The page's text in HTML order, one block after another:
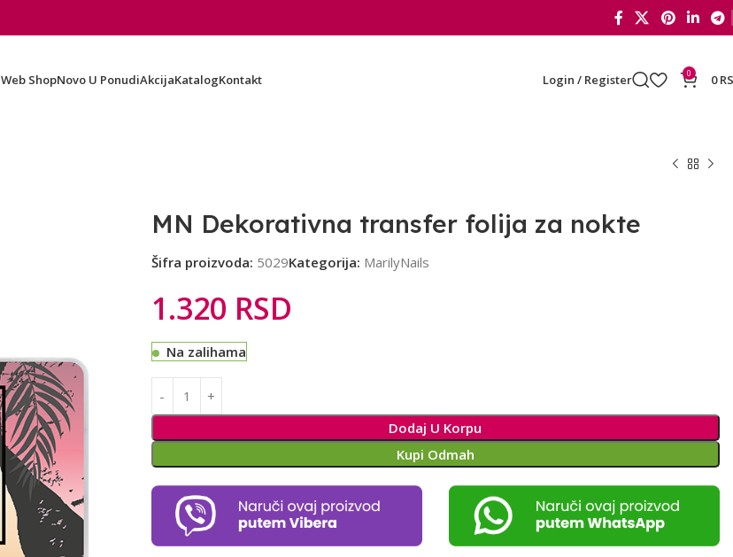
Web ShopNovo U PonudiAkcijaKatalogKontakt Login / Register 0 0
MN Dekorativna transfer folija za nokte
Šifra proizvoda: 5029Kategorija: MarilyNails
1.320 RSD
Na zalihama
Dodaj U Korpu
Kupi Odmah
Alternative: